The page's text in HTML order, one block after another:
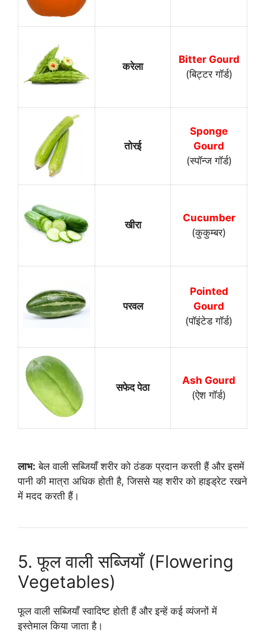
करेला
Bitter Gourd
(बिट्टर गॉर्ड)
तोरई
Sponge
Gourd
(स्पॉन्ज गॉर्ड)
खीरा
Cucumber
(कुकुम्बर)
परवल
Pointed
Gourd
(पॉइंटेड गॉर्ड)
सफेद पेठा
Ash Gourd
(ऐश गॉर्ड)
लाभ: बेल वाली सब्जियाँ शरीर को ठंडक प्रदान करती हैं और इसमें
पानी की मात्रा अधिक होती है, जिससे यह शरीर को हाइड्रेट रखने
में मदद करती हैं।
5. फूल वाली सब्जियाँ (Flowering
Vegetables)
फूल वाली सब्जियाँ स्वादिष्ट होती हैं और इन्हें कई व्यंजनों में
इस्तेमाल किया जाता है।